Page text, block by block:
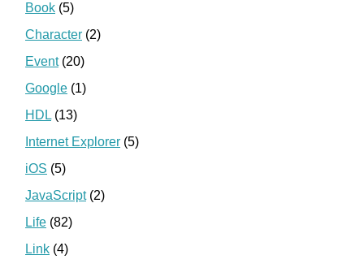
Book (5)
Character (2)
Event(20)
Google (1)
HDL (13)
Internet Explorer (5)
iOS (5)
JavaScript(2)
Life (82)
Link (4)